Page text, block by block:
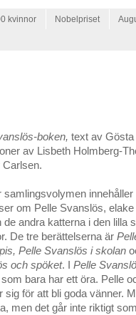
kvinnor Nobelpriset
boken, text av
av Lisbeth Holmberg-
Carlsen.
samlingsvolymen
om Pelle Svanslös,
de andra katterna i den lilla
De tre berättelserna är
Pelle Svanslös i skolan
och spöket. IPelle
bara har ett öra. Pelle
för att bli goda vänner.
men det går inte riktigt